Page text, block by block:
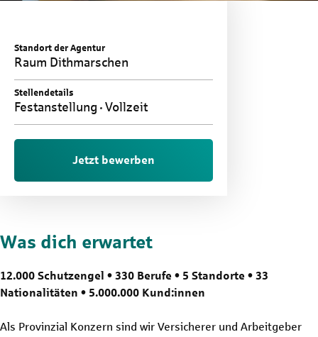
Standort der Agentur
Raum Dithmarschen
Stellendetails
Festanstellung Vollzeit
Jetzt bewerben
Was dich erwartet
12.000 Schutzengel • 330 Berufe • 5 Standorte • 33
Nationalitäten • 5.000.000 Kund:innen
Als Provinzial Konzern sind wir Versicherer und Arbeitgeber